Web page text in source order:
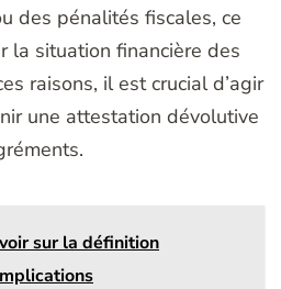
des pénalités fiscales, ce
la situation financière des
raisons, il est crucial d’agir
une attestation dévolutive
sur la définition